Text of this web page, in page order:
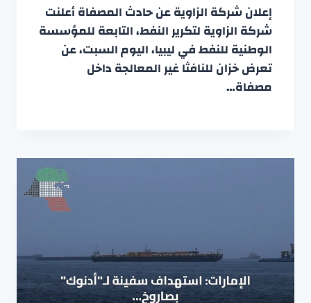
إعلان شركة الزاوية عن حادث المصفاة أعلنت
شركة الزاوية لتكرير النفط، التابعة للمؤسسة
الوطنية للنفط في ليبيا، اليوم السبت، عن
تعرض خزان للنافثا غير المعالجة داخل
مصفاة…